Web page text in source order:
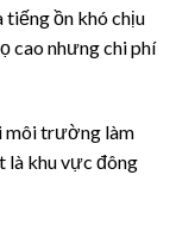
tiếng ồn khó chịu
cao nhưng chi phí
môi trường làm
là khu vực đông